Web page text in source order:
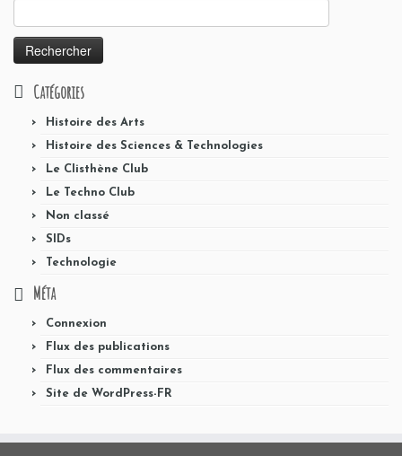
Catégories
Histoire des Arts
Histoire des Sciences & Technologies
Le Clisthène Club
Le Techno Club
Non classé
SIDs
Technologie
Méta
Connexion
Flux des publications
Flux des commentaires
Site de WordPress-FR